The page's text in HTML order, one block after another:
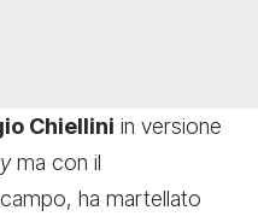
Chiellini in versione
ma con il
ha martellato